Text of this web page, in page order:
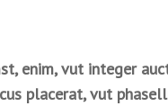
enim, vut integer
placerat, vut